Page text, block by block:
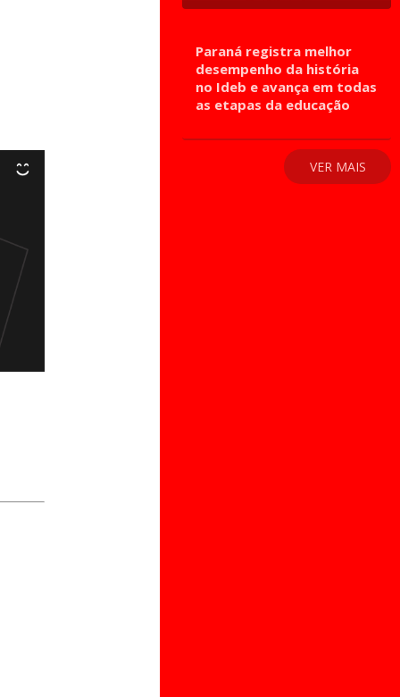
Paraná registra melhor
desempenho da história
no Ideb e avança em todas
as etapas da educação
VER MAIS